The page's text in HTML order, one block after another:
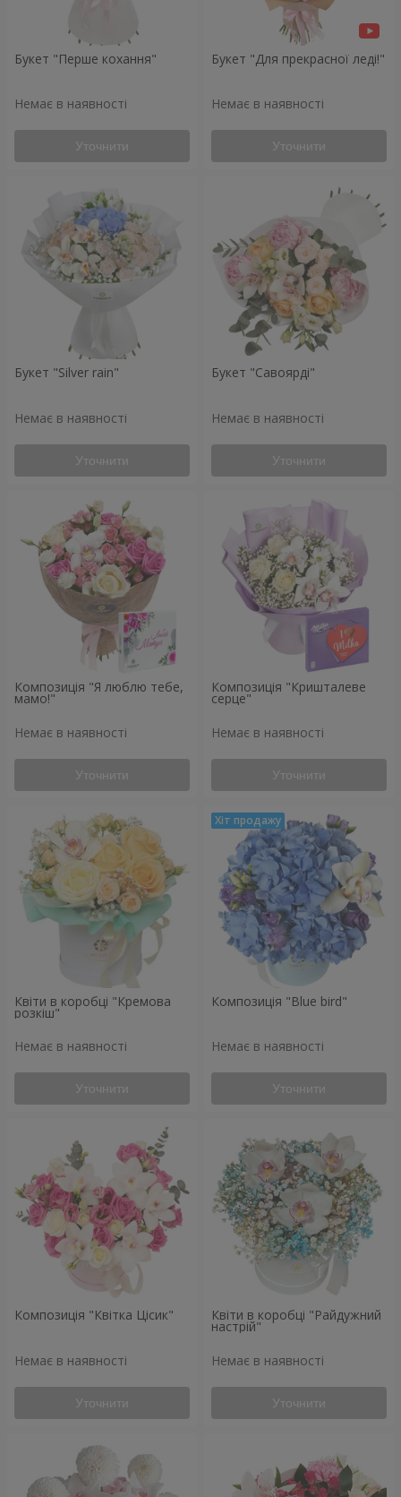
Букет "Перше кохання"
Немає в наявності
Уточнити
Букет "Для прекрасної леді!"
Немає в наявності
Уточнити
Букет "Silver rain"
Немає в наявності
Уточнити
Букет "Савоярді"
Немає в наявності
Уточнити
Композиція "Я люблю тебе,
мамо!"
Немає в наявності
Уточнити
Композиція "Кришталеве
серце"
Немає в наявності
Уточнити
Квіти в коробці "Кремова
розкіш"
Немає в наявності
Уточнити
Композиція "Blue bird"
Немає в наявності
Уточнити
Композиція "Квітка Цісик"
Немає в наявності
Уточнити
Квіти в коробці "Райдужний
настрій"
Немає в наявності
Уточнити